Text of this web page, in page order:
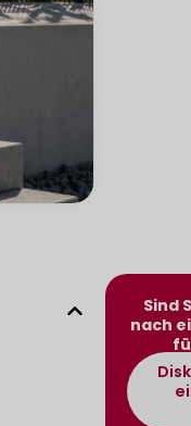
Sind
nach